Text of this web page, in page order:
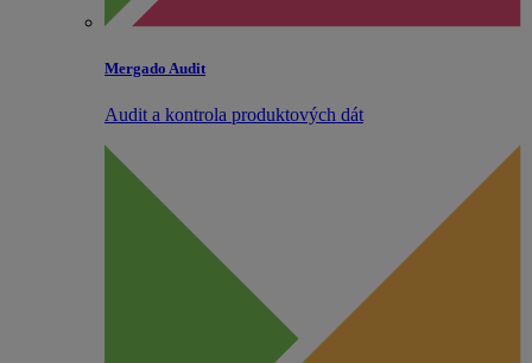
Mergado Audit
Audit a kontrola produktových dát